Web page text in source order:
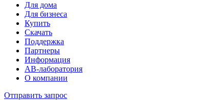
Для дома
Для бизнеса
Купить
Скачать
Поддержка
Партнеры
Информация
АВ-лаборатория
О компании
Отправить запрос